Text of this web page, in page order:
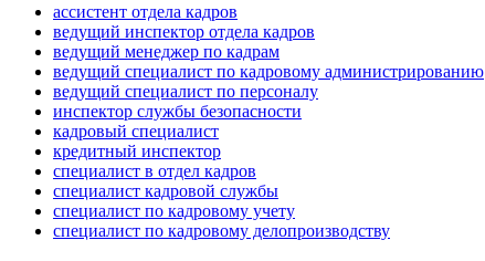
ассистент отдела кадров
ведущий инспектор отдела кадров
ведущий менеджер по кадрам
ведущий специалист по кадровому администрированию
ведущий специалист по персоналу
инспектор службы безопасности
кадровый специалист
кредитный инспектор
специалист в отдел кадров
специалист кадровой службы
специалист по кадровому учету
специалист по кадровому делопроизводству